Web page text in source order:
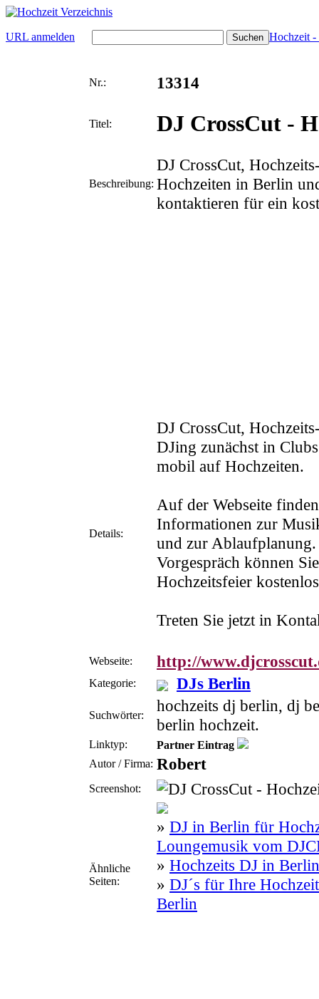
URL anmelden Hochzeit -
Nr.: 13314
Titel: DJ CrossCut -
Beschreibung:
DJ CrossCut,
Hochzeiten in Berlin
kontaktieren für ein
Details:
DJ CrossCut,
DJing zunächst in
mobil auf Hochzeiten.
Auf der Webseite
Informationen zur
und zur
Vorgespräch können
Hochzeitsfeier
Treten Sie jetzt in
Webseite: http://
Kategorie: DJs Berlin
Suchwörter:
hochzeits dj berlin, dj
berlin hochzeit.
Linktyp:
Partner Eintrag
Autor / Firma: Robert
Screenshot:
Ähnliche
Seiten:
» DJ in Berlin für
Loungemusik vom
» Hochzeits DJ in
» DJ´s für Ihre
Berlin